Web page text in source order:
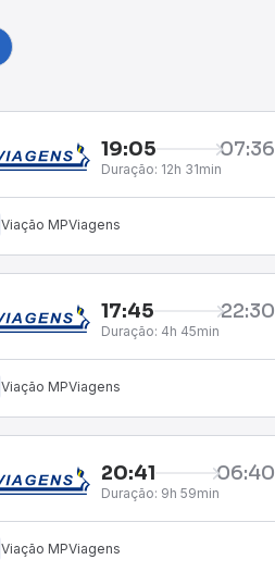
19:05 07:36
Duração: 12h 31min
Viação MPViagens
17:45 22:30
Duração: 4h 45min
Viação MPViagens
20:41 06:40
Duração: 9h 59min
Viação MPViagens